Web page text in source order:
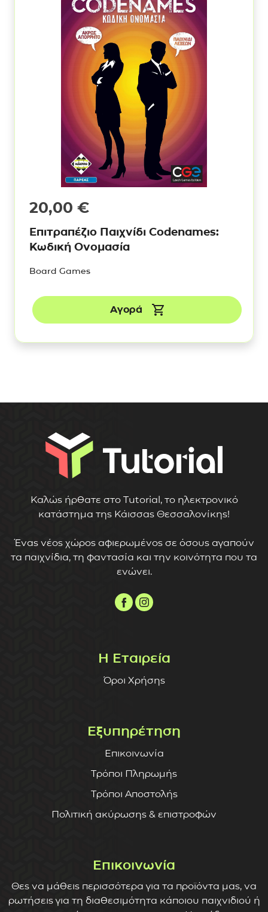
20,00 €
Επιτραπέζιο Παιχνίδι Codenames:
Κωδική Ονομασία
Board Games
Αγορά
Καλώς ήρθατε στο Tutorial, το ηλεκτρονικό
κατάστημα της Κάισσας Θεσσαλονίκης!
Ένας νέος χώρος αφιερωμένος σε όσους αγαπούν
τα παιχνίδια, τη φαντασία και την κοινότητα που τα
ενώνει.
Η Εταιρεία
Όροι Χρήσης
Εξυπηρέτηση
Επικοινωνία
Τρόποι Πληρωμής
Τρόποι Αποστολής
Πολιτική ακύρωσης & επιστροφών
Επικοινωνία
Θες να μάθεις περισσότερα για τα προϊόντα μας, να
ρωτήσεις για τη διαθεσιμότητα κάποιου παιχνιδιού ή